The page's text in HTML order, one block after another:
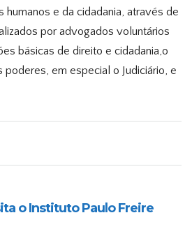
humanos e da cidadania, através de
por advogados voluntários
básicas de direito e cidadania,o
em especial o Judiciário, e
o Instituto Paulo Freire